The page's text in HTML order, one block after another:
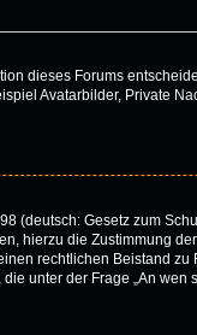
dieses Forums
Avatarbilder, Private
(deutsch: Gesetz zum
hierzu die Zustimmung
rechtlichen Beistand
unter der Frage „An